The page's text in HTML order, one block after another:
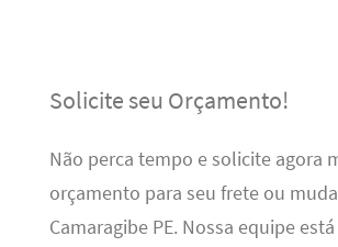
Solicite seu Orçamento!
Não perca tempo e solicite agora
orçamento para seu frete ou
Camaragibe PE. Nossa equipe